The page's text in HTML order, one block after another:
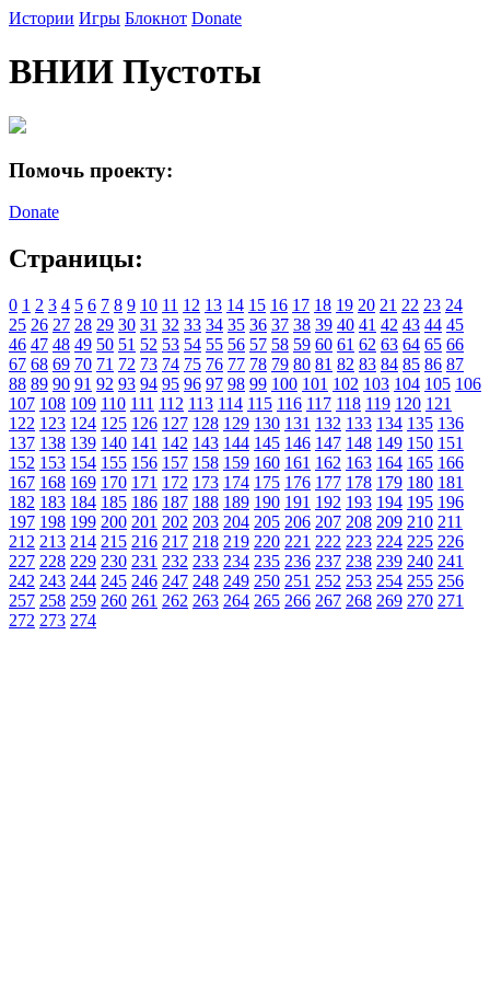
Истории Игры Блокнот Donate
ВНИИ Пустоты
Помочь проекту:
Donate
Страницы:
0 1 2 3 4 5 6 7 8 9 10 11 12 13 14 15 16 17 18 19 20 21 22 23 24
25 26 27 28 29 30 31 32 33 34 35 36 37 38 39 40 41 42 43 44 45
46 47 48 49 50 51 52 53 54 55 56 57 58 59 60 61 62 63 64 65 66
67 68 69 70 71 72 73 74 75 76 77 78 79 80 81 82 83 84 85 86 87
88 89 90 91 92 93 94 95 96 97 98 99 100 101 102 103 104 105 106
107 108 109 110 111 112 113 114 115 116 117 118 119 120 121
122 123 124 125 126 127 128 129 130 131 132 133 134 135 136
137 138 139 140 141 142 143 144 145 146 147 148 149 150 151
152 153 154 155 156 157 158 159 160 161 162 163 164 165 166
167 168 169 170 171 172 173 174 175 176 177 178 179 180 181
182 183 184 185 186 187 188 189 190 191 192 193 194 195 196
197 198 199 200 201 202 203 204 205 206 207 208 209 210 211
212 213 214 215 216 217 218 219 220 221 222 223 224 225 226
227 228 229 230 231 232 233 234 235 236 237 238 239 240 241
242 243 244 245 246 247 248 249 250 251 252 253 254 255 256
257 258 259 260 261 262 263 264 265 266 267 268 269 270 271
272 273 274